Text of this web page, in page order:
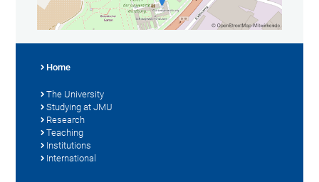
Home
The University
Studying at JMU
Research
Teaching
Institutions
International